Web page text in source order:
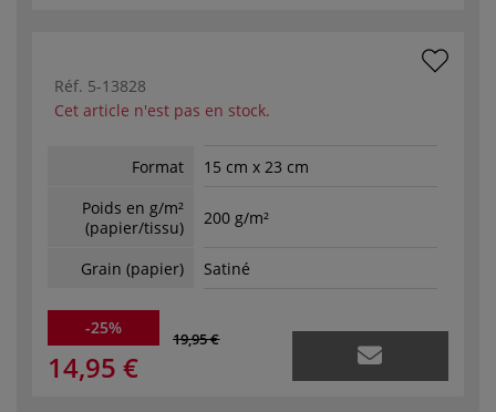
Réf. 5-13828
Cet article n'est pas en stock.
Format
15 cm x 23 cm
Poids en g/m²
(papier/tissu)
200 g/m²
Grain (papier) Satiné
-25%
19,95 €
14,95 €